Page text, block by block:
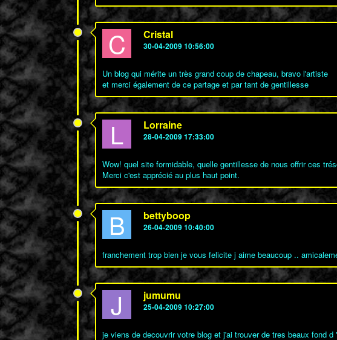
C Cristal
30-04-2009 10:56:00
Un blog qui mérite un très grand coup de chapeau, bravo l'artiste
et merci également de ce partage et par tant de gentillesse
L Lorraine
28-04-2009 17:33:00
Wow! quel site formidable, quelle gentillesse de nous offrir ces
Merci c'est apprécié au plus haut point.
B bettyboop
26-04-2009 10:40:00
franchement trop bien je vous felicite j aime beaucoup ..
J jumumu
25-04-2009 10:27:00
je viens de decouvrir votre blog et j'ai trouver de tres beaux fond d